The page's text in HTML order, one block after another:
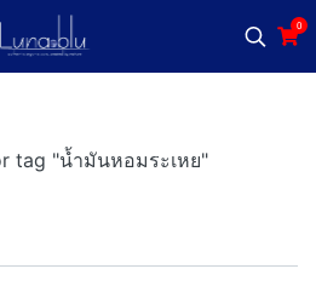
0
tag "น้ำมันหอมระเหย"